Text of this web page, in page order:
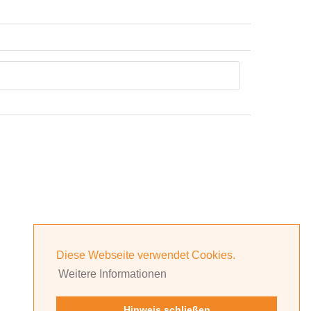
Diese Webseite verwendet Cookies.
Weitere Informationen